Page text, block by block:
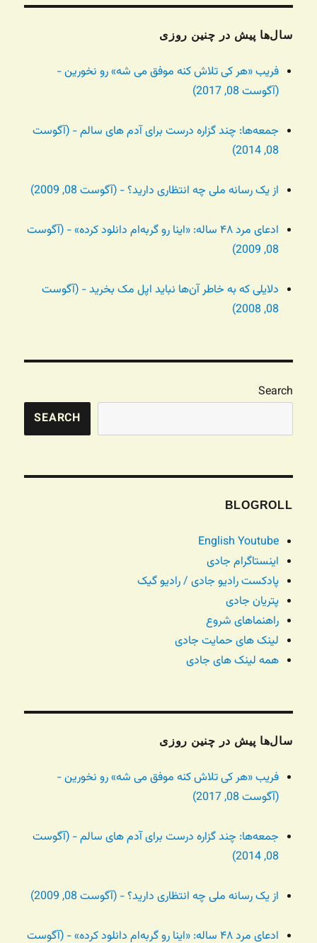
سال‌ها پیش در چنین روزی
فریب «هر کی تلاش کنه موفق می شه» رو نخورین -
(آگوست 08, 2017)
جمعه‌ها: چند گزاره درست برای آدم های سالم - (آگوست
08, 2014)
از یک رسانه ملی چه انتظاری دارید؟ - (آگوست 08, 2009)
ادعای مرد ۴۸ ساله: «اینا رو گربه‌ام دانلود کرده» - (آگوست
08, 2009)
دلایلی که به خاطر آن‌ها نباید اپل مک بخرید - (آگوست
08, 2008)
Search
SEARCH
BLOGROLL
English Youtube
اینستاگرام جادی
پادکست رادیو جادی / رادیو گیک
پتریان جادی
راهنماهای شروع
لینک های حمایت جادی
همه لینک های جادی
سال‌ها پیش در چنین روزی
فریب «هر کی تلاش کنه موفق می شه» رو نخورین -
(آگوست 08, 2017)
جمعه‌ها: چند گزاره درست برای آدم های سالم - (آگوست
08, 2014)
از یک رسانه ملی چه انتظاری دارید؟ - (آگوست 08, 2009)
ادعای مرد ۴۸ ساله: «اینا رو گربه‌ام دانلود کرده» - (آگوست